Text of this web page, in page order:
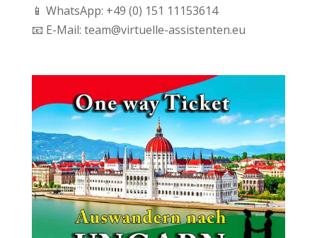
📱 WhatsApp: +49 (0) 151 11153614
📧 E-Mail: team@virtuelle-assistenten.eu